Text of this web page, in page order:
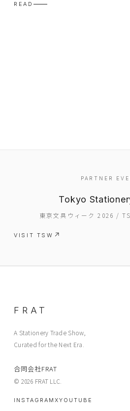
READ
PARTNER
Tokyo
東京文具ウィーク 2026 /
VISIT TSW
FRAT
A Stationery Trade Show,
Curated for the Next Era.
合同会社FRAT
© 2026 FRAT LLC.
INSTAGRAM XYOUTUBE